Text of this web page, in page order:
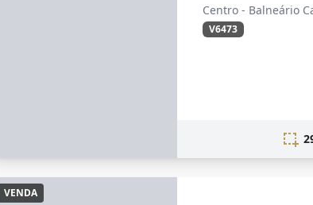
Centro - Balneário
V6473
VENDA